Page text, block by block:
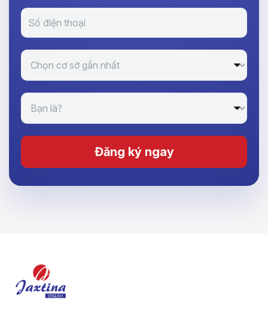
Đăng ký ngay